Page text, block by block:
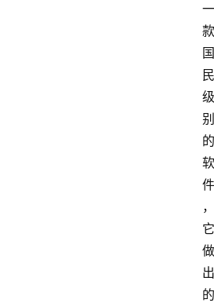
一
款
国
民
级
别
的
软
件
，
它
做
出
的